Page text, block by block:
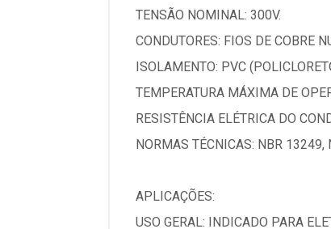
TENSÃO NOMINAL: 300V.
CONDUTORES: FIOS DE COBRE
ISOLAMENTO: PVC
TEMPERATURA MÁXIMA DE
RESISTÊNCIA ELÉTRICA DO
NORMAS TÉCNICAS: NBR
APLICAÇÕES:
USO GERAL: INDICADO PARA